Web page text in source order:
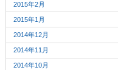
2015年2月
2015年1月
2014年12月
2014年11月
2014年10月